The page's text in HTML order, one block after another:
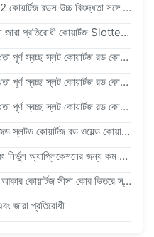
1200°C উচ্চ তাপমাত্রা প্রতিরোধী sio2 কোয়ার্টজ রডস উচ্চ বিশুদ্ধতা সঙ্গে 99.9% সলিড Grooved কোয়ার্টজ গ্লাস রড
কারখানা কাস্টম সেমিকন্ডাক্টর উচ্চ তাপমাত্রা জারা প্রতিরোধী কোয়ার্টজ Slotted রড কোয়ার্টজ নৌকা
কাস্টম উচ্চ হালকা ট্রান্সমিট্যান্স উচ্চ বিশুদ্ধতা পূর্ণ স্বচ্ছ স্লট কোয়ার্টজ রড কোয়ার্টজ নৌকা
কাস্টম উচ্চ হালকা ট্রান্সমিট্যান্স উচ্চ বিশুদ্ধতা পূর্ণ স্বচ্ছ স্লট কোয়ার্টজ রড কোয়ার্টজ নৌকা
কাস্টম উচ্চ হালকা ট্রান্সমিট্যান্স উচ্চ বিশুদ্ধতা পূর্ণ স্বচ্ছ স্লট কোয়ার্টজ রড কোয়ার্টজ নৌকা
কাস্টম উচ্চ তাপমাত্রা অ্যানিলিং চুলা ফিউজড স্লটড কোয়ার্টজ রড ওয়েল্ড কোয়ার্টজ বোট ডিসচার্জ সিলিকন ওয়েফার
কঠোর আকারের নিয়ন্ত্রণ ±0.02 মিমি এবং নির্ভুল অ্যাপ্লিকেশনের জন্য কম OH উপাদান সহ উচ্চ-বিশুদ্ধতা 99.99% কোয়ার্টজ গ্লাস রড
কাস্টম উচ্চ তাপমাত্রা প্রতিরোধের বিভিন্ন আকার কোয়ার্টজ সীসা কোর ভিতরে স্বচ্ছ বাইরের স্ক্রাব
জারা প্রতিরোধী